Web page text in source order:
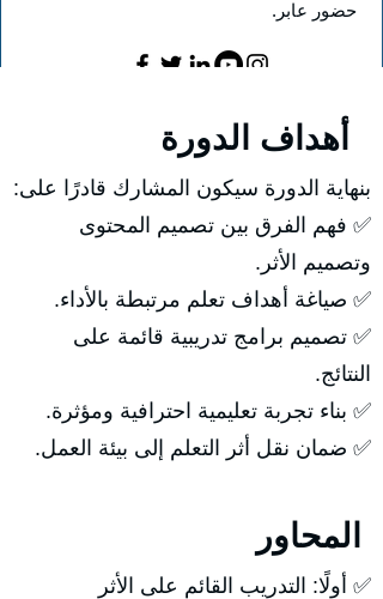
حضور عابر.
بنهاية الدورة سيكون المشارك قادرًا على:
✅ فهم الفرق بين تصميم المحتوى
وتصميم الأثر.
✅ صياغة أهداف تعلم مرتبطة بالأداء.
✅ تصميم برامج تدريبية قائمة على
النتائج.
✅ بناء تجربة تعليمية احترافية ومؤثرة.
✅ ضمان نقل أثر التعلم إلى بيئة العمل.
✅ أولًا: التدريب القائم على الأثر